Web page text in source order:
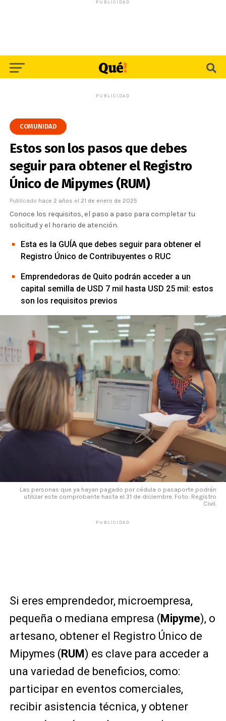
PUBLICIDAD
PUBLICIDAD
COMUNIDAD
Estos son los pasos que debes
seguir para obtener el Registro
Único de Mipymes (RUM)
Publicado hace 2 años el 21 de enero de 2025
Conoce los requisitos, el paso a paso para completar tu
solicitud y el horario de atención.
Esta es la GUÍA que debes seguir para obtener el
Registro Único de Contribuyentes o RUC
Emprendedoras de Quito podrán acceder a un
capital semilla de USD 7 mil hasta USD 25 mil: estos
son los requisitos previos
Las personas que ya hayan pagado por cédula o pasaporte podrán
utilizar este comprobante hasta el 31 de diciembre. Foto: Registro
Civil.
PUBLICIDAD
Si eres emprendedor, microempresa,
pequeña o mediana empresa (Mipyme), o
artesano, obtener el Registro Único de
Mipymes (RUM) es clave para acceder a
una variedad de beneficios, como:
participar en eventos comerciales,
recibir asistencia técnica, y obtener